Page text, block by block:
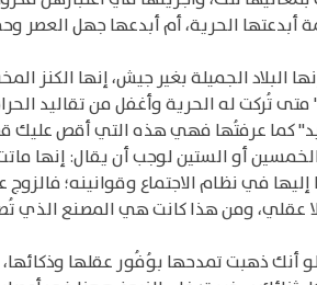
أبدعتها الحرية، أم أبدعها جهل العصر
البلاد الجميلة بغير جيش، إنها
تُركت له الحرية وأغفل من تقاليد
كما عرفتُها فهي هذه التي أقص
أو الستين لوجب أن يقال: إنها
في نظام الاجتماع وقوانينه؛
ومن هذا كانت هي المصنع الذي
أنك ذهبت تمدحها بوُفُور عقلها